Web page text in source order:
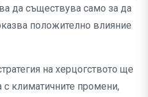
да съществува само за да
положително влияние
на херцогството ще
климатичните промени,